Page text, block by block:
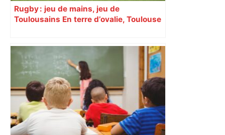
Rugby : jeu de mains, jeu de
Toulousains En terre d’ovalie, Toulouse
revendiquant surtout son art du jeu en
mouvement, vif et spectaculaire.
Décryptage. Série (4 / 10)